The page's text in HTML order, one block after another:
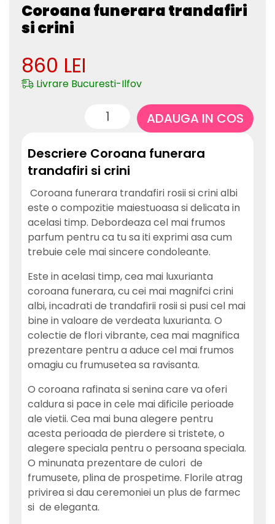
Coroana funerara trandafiri
si crini
860 LEI
Livrare Bucuresti-Ilfov
ADAUGA IN COS
Descriere Coroana funerara
trandafiri si crini
Coroana funerara trandafiri rosii si crini albi
este o compozitie maiestuoasa si delicata in
acelasi timp. Debordeaza cel mai frumos
parfum pentru ca tu sa iti exprimi asa cum
trebuie cele mai sincere condoleante.
Este in acelasi timp, cea mai luxurianta
coroana funerara, cu cei mai magnifci crini
albi, incadrati de trandafirii rosii si pusi cel mai
bine in valoare de verdeata luxurianta. O
colectie de flori vibrante, cea mai magnifica
prezentare pentru a aduce cel mai frumos
omagiu cu frumusetea sa ravisanta.
O coroana rafinata si senina care va oferi
caldura si pace in cele mai dificile perioade
ale vietii. Cea mai buna alegere pentru
acesta perioada de pierdere si tristete, o
alegere speciala pentru o persoana speciala.
O minunata prezentare de culori de
frumusete, plina de prospetime. Florile atrag
privirea si dau ceremoniei un plus de farmec
si de eleganta.